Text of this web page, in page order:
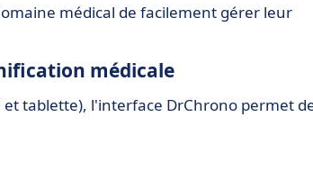
médical de facilement gérer leur
médicale
tablette), l'interface DrChrono permet